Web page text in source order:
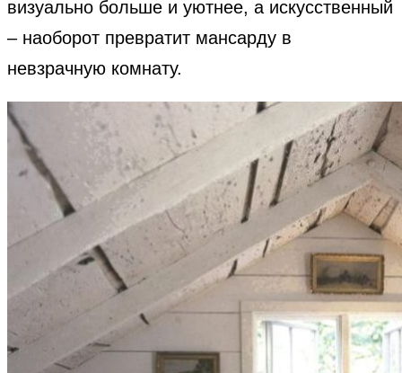
визуально больше и уютнее, а искусственный
– наоборот превратит мансарду в
невзрачную комнату.